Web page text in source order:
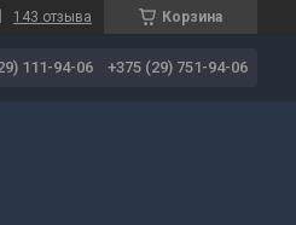
Корзина
143 отзыва
111-94-06 +375 (29) 751-94-06